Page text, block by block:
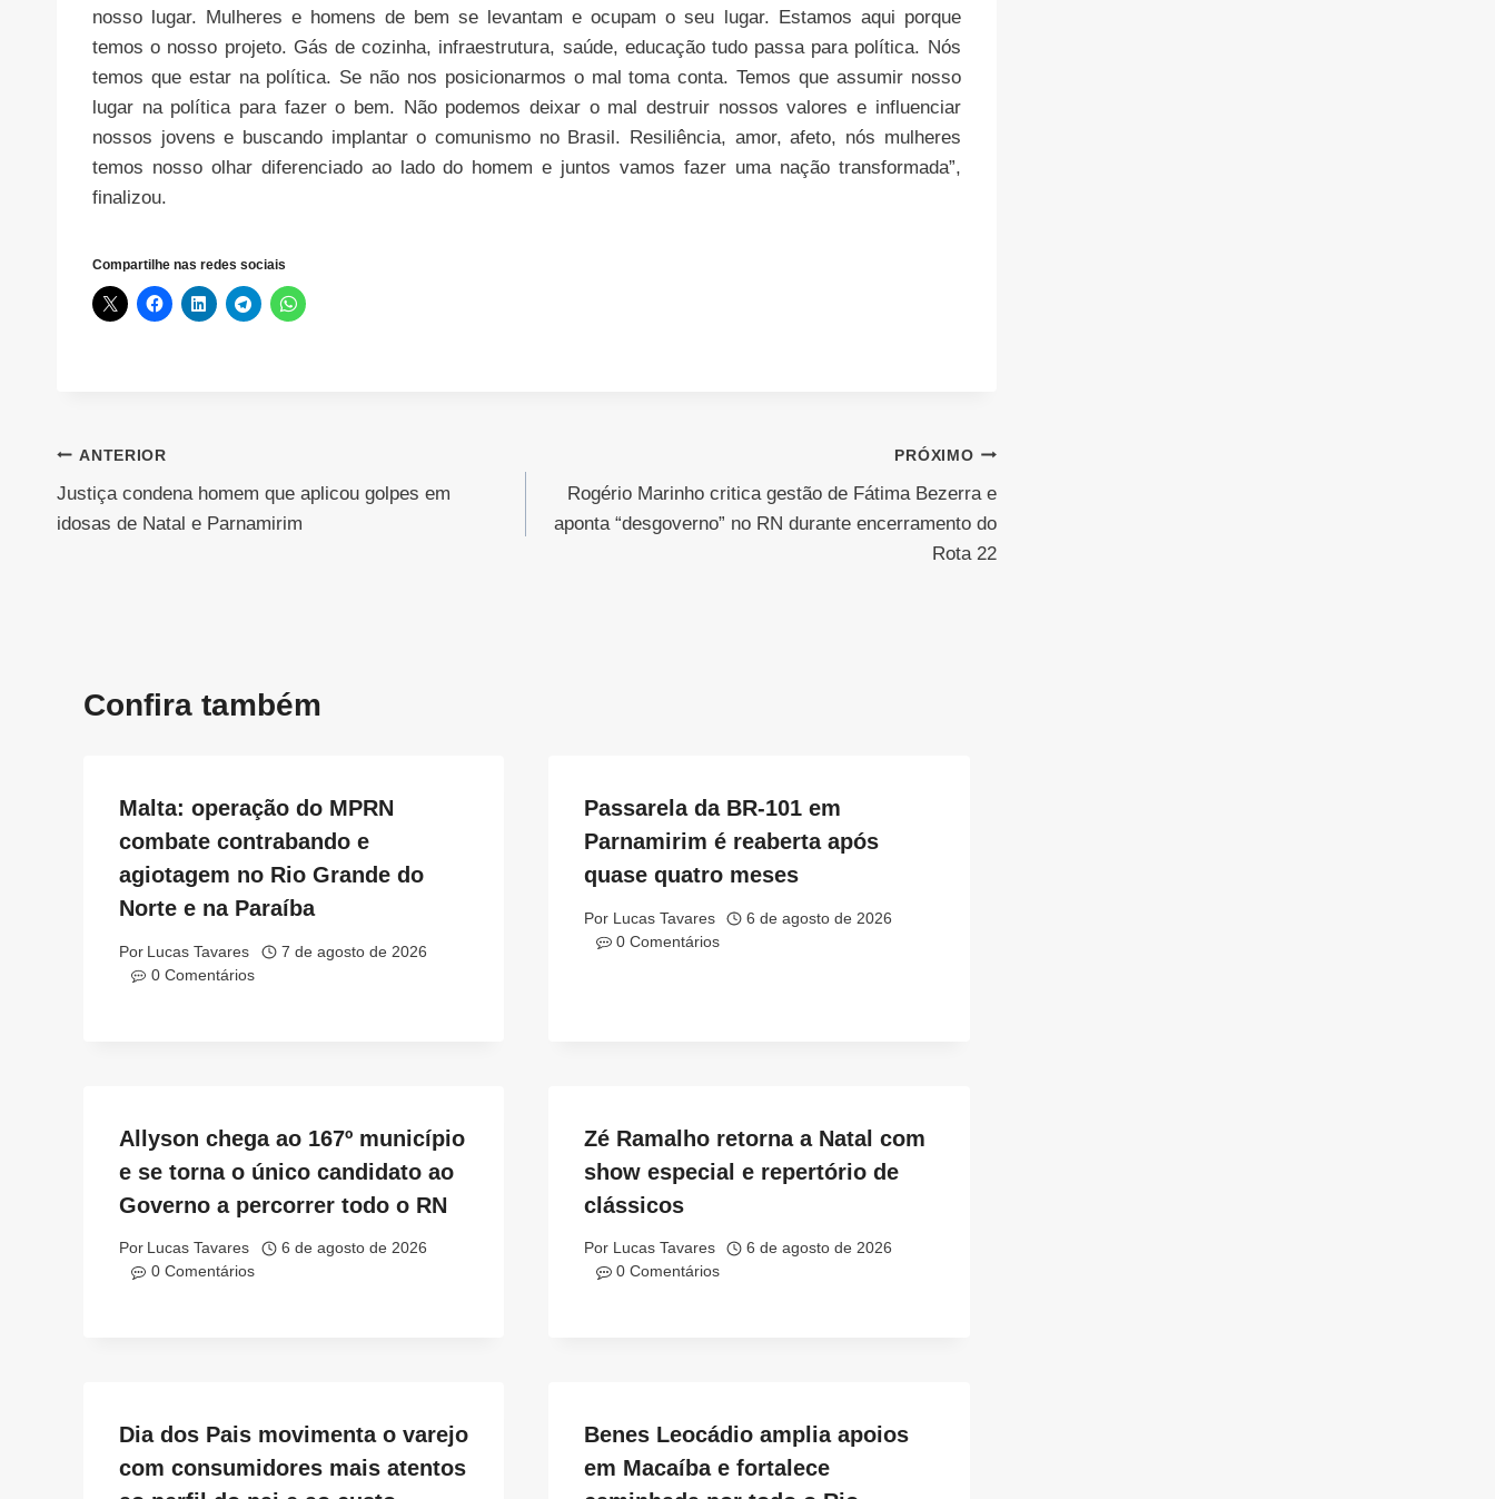
nosso lugar. Mulheres e homens de bem se levantam e ocupam o seu lugar. Estamos aqui porque
temos o nosso projeto. Gás de cozinha, infraestrutura, saúde, educação tudo passa para política. Nós
temos que estar na política. Se não nos posicionarmos o mal toma conta. Temos que assumir nosso
lugar na política para fazer o bem. Não podemos deixar o mal destruir nossos valores e influenciar
nossos jovens e buscando implantar o comunismo no Brasil. Resiliência, amor, afeto, nós mulheres
temos nosso olhar diferenciado ao lado do homem e juntos vamos fazer uma nação transformada”,
finalizou.
Compartilhe nas redes sociais
Navegação
de
ANTERIOR
Justiça condena homem que aplicou golpes em
idosas de Natal e Parnamirim
PRÓXIMO
Rogério Marinho critica gestão de Fátima Bezerra e
aponta “desgoverno” no RN durante encerramento do
Rota 22
Confira também
Malta: operação do MPRN
combate contrabando e
agiotagem no Rio Grande do
Norte e na Paraíba
Por Lucas Tavares
7 de agosto de 2026
0 Comentários
Passarela da BR-101 em
Parnamirim é reaberta após
quase quatro meses
Por Lucas Tavares
6 de agosto de 2026
0 Comentários
Allyson chega ao 167º município
e se torna o único candidato ao
Governo a percorrer todo o RN
Por Lucas Tavares
6 de agosto de 2026
0 Comentários
Zé Ramalho retorna a Natal com
show especial e repertório de
clássicos
Por Lucas Tavares
6 de agosto de 2026
0 Comentários
Dia dos Pais movimenta o varejo
com consumidores mais atentos
Benes Leocádio amplia apoios
em Macaíba e fortalece